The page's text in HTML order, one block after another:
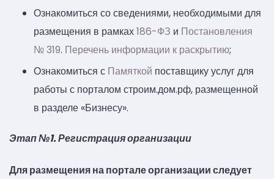
Ознакомиться со сведениями, необходимыми для
размещения в рамках186-ФЗ и Постановления
№ 319. Перечень информации к раскрытию;
Ознакомиться с Памяткой поставщику услуг для
работы с порталом строим.дом.рф, размещенной
в разделе «Бизнесу».
Этап №1. Регистрация организации
Для размещения на портале организации следует